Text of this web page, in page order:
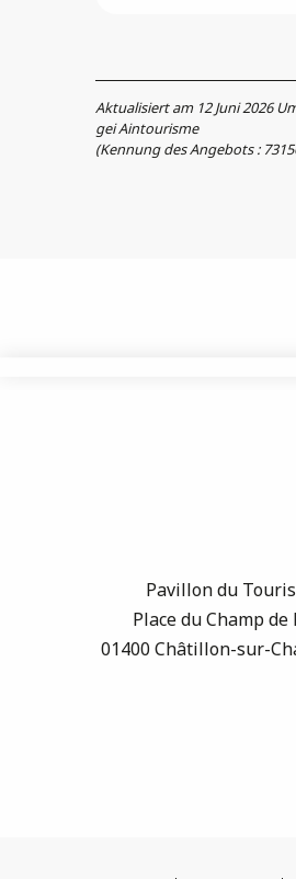
Aktualisiert am 12 Juni 2026
gei Aintourisme
(Kennung des Angebots :
Pavillon du
Place du Champ de
01400 Châtillon-sur-